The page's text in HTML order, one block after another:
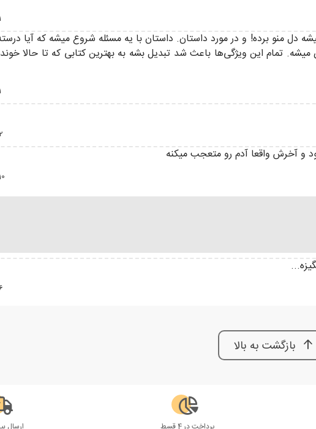
منو برده! و در مورد داستان. داستان با یه مسئله شروع میشه که آیا
تمام این ویژگی‌ها باعث شد تبدیل بشه به بهترین کتابی که تا حالا
آخرش واقعا آدم رو متعجب میکنه
بازگشت به بالا